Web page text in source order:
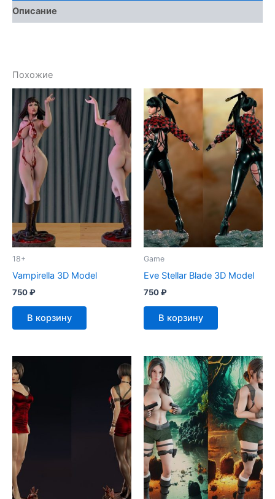
Описание
Похожие
18+
Vampirella 3D Model
750₽
В корзину
Game
Eve Stellar Blade 3D Model
750₽
В корзину